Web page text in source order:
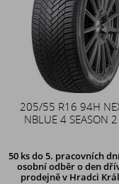
205/55 R16 94H
NBLUE 4 SEASON
50 ks do 5. pracovních
osobní odběr o den
prodejněv Hradci